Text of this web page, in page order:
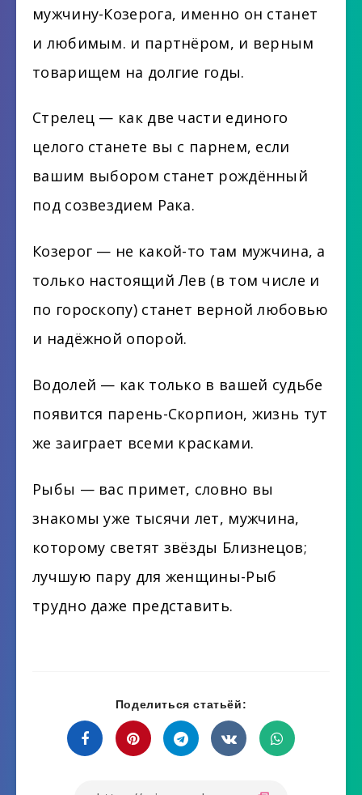
мужчину-Козерога, именно он станет
и любимым. и партнёром, и верным
товарищем на долгие годы.
Стрелец — как две части единого
целого станете вы с парнем, если
вашим выбором станет рождённый
под созвездием Рака.
Козерог — не какой-то там мужчина, а
только настоящий Лев (в том числе и
по гороскопу) станет верной любовью
и надёжной опорой.
Водолей — как только в вашей судьбе
появится парень-Скорпион, жизнь тут
же заиграет всеми красками.
Рыбы — вас примет, словно вы
знакомы уже тысячи лет, мужчина,
которому светят звёзды Близнецов;
лучшую пару для женщины-Рыб
трудно даже представить.
Поделиться статьёй: